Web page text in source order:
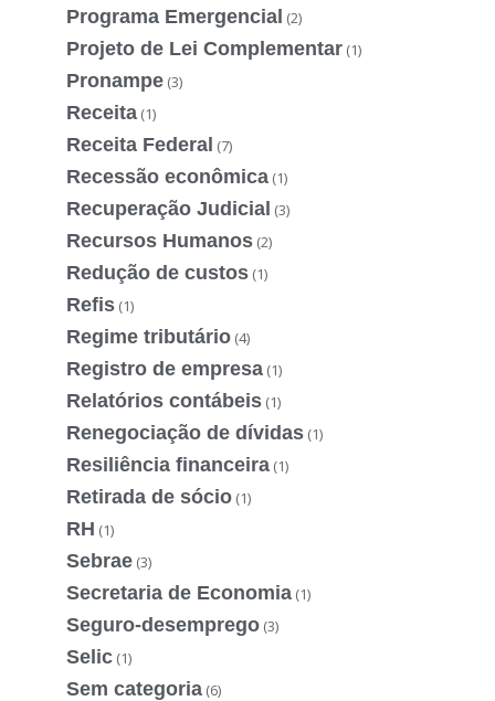
Programa Emergencial (2)
Projeto de Lei Complementar (1)
Pronampe (3)
Receita (1)
Receita Federal (7)
Recessão econômica (1)
Recuperação Judicial (3)
Recursos Humanos (2)
Redução de custos (1)
Refis (1)
Regime tributário (4)
Registro de empresa (1)
Relatórios contábeis (1)
Renegociação de dívidas (1)
Resiliência financeira (1)
Retirada de sócio (1)
RH (1)
Sebrae (3)
Secretaria de Economia (1)
Seguro-desemprego (3)
Selic (1)
Sem categoria (6)